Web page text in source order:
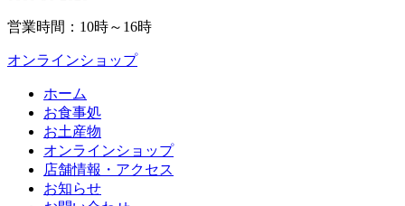
営業時間：10時～16時
オンラインショップ
ホーム
お食事処
お土産物
オンラインショップ
店舗情報・アクセス
お知らせ